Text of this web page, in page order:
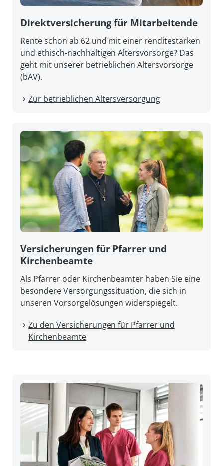
Direkt­versicherung für Mitarbeitende
Rente schon ab 62 und mit einer renditestarken
und ethisch-nachhaltigen Altersvorsorge? Das
geht mit unserer betrieblichen Altersvorsorge
(bAV).
Zur betrieblichen Altersversorgung
Versicherungen für Pfarrer und
Kirchenbeamte
Als Pfarrer oder Kirchenbeamter haben Sie eine
besondere Versorgungssituation, die sich in
unseren Vorsorgelösungen widerspiegelt.
Zu den Versicherungen für Pfarrer und
Kirchenbeamte